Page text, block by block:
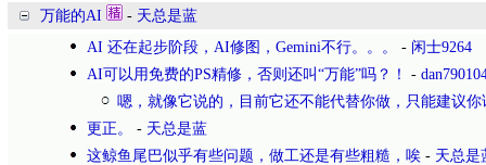
万能的AI - 天总是蓝
AI 还在起步阶段，AI修图，Gemini不行。。。
- 闲士9264
AI可以用免费的PS精修，否则还叫“万能”吗？！
-
嗯，就像它说的，目前它还不能代替你做，只能建议你
更正。
- 天总是蓝
这鲸鱼尾巴似乎有些问题，做工还是有些粗糙，唉 - 天总是